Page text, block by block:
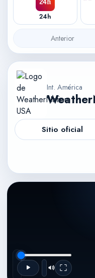
24h
Anterior
Int. América
Sitio oficial